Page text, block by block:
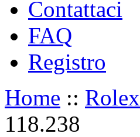
Contattaci
FAQ
Registro
Home :: Rolex
118.238